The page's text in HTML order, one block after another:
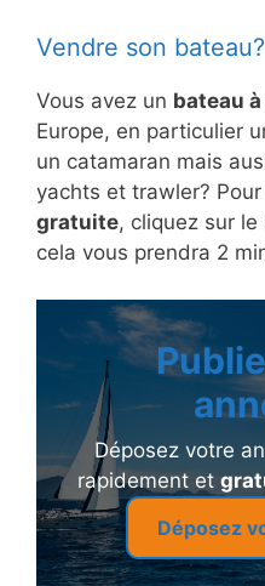
Vendre son bateau?
Vous avez un bateau
Europe, en particulier
un catamaran mais
yachts et trawler?
gratuite, cliquez sur
cela vous prendra 2
Déposez votre
rapidement et
Déposez